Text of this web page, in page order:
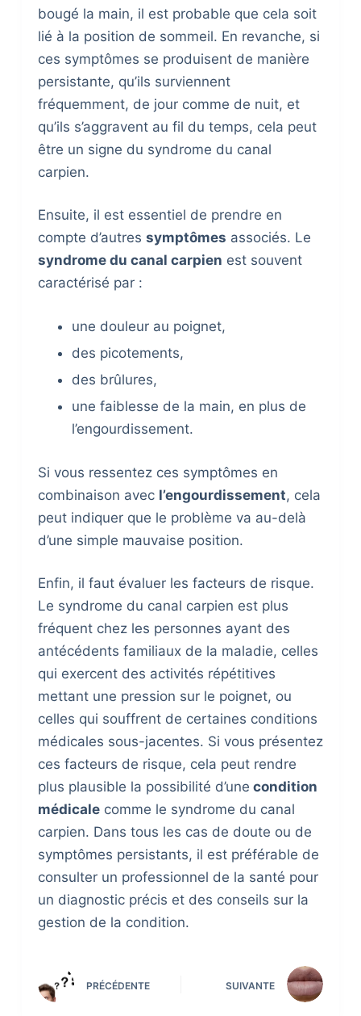
bougé la main, il est probable que cela soit
lié à la position de sommeil. En revanche, si
ces symptômes se produisent de manière
persistante, qu’ils surviennent
fréquemment, de jour comme de nuit, et
qu’ils s’aggravent au fil du temps, cela peut
être un signe du syndrome du canal
carpien.
Ensuite, il est essentiel de prendre en
compte d’autres symptômes associés. Le
syndrome du canal carpien est souvent
caractérisé par :
une douleur au poignet,
des picotements,
des brûlures,
une faiblesse de la main, en plus de
l’engourdissement.
Si vous ressentez ces symptômes en
combinaison avec l’engourdissement, cela
peut indiquer que le problème va au-delà
d’une simple mauvaise position.
Enfin, il faut évaluer les facteurs de risque.
Le syndrome du canal carpien est plus
fréquent chez les personnes ayant des
antécédents familiaux de la maladie, celles
qui exercent des activités répétitives
mettant une pression sur le poignet, ou
celles qui souffrent de certaines conditions
médicales sous-jacentes. Si vous présentez
ces facteurs de risque, cela peut rendre
plus plausible la possibilité d’une condition
médicalecomme le syndrome du canal
carpien. Dans tous les cas de doute ou de
symptômes persistants, il est préférable de
consulter un professionnel de la santé pour
un diagnostic précis et des conseils sur la
gestion de la condition.
PRÉCÉDENTE SUIVANTE